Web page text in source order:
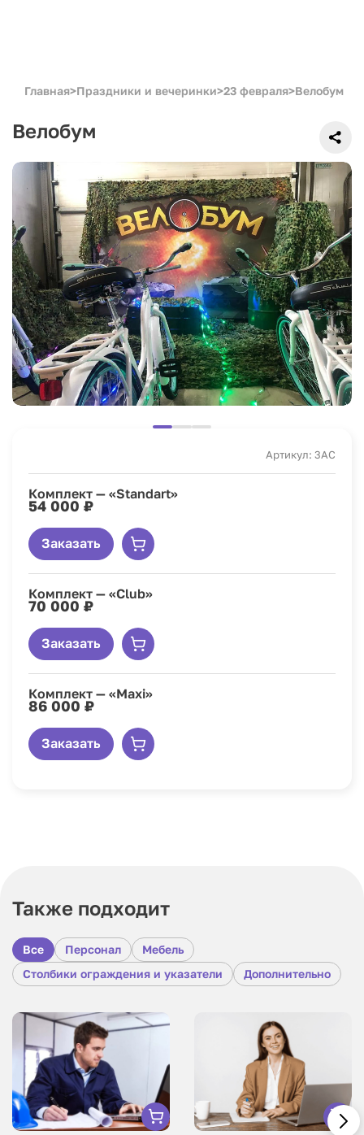
Главная>Праздники и вечеринки>23 февраля>Велобум
Велобум
Артикул: 3AC
Комплект — «Standart»
54 000 ₽
Заказать
Комплект — «Club»
70 000 ₽
Заказать
Комплект — «Maxi»
86 000 ₽
Заказать
Также подходит
Все Персонал
Мебель
Столбики ограждения и указатели
Дополнительно